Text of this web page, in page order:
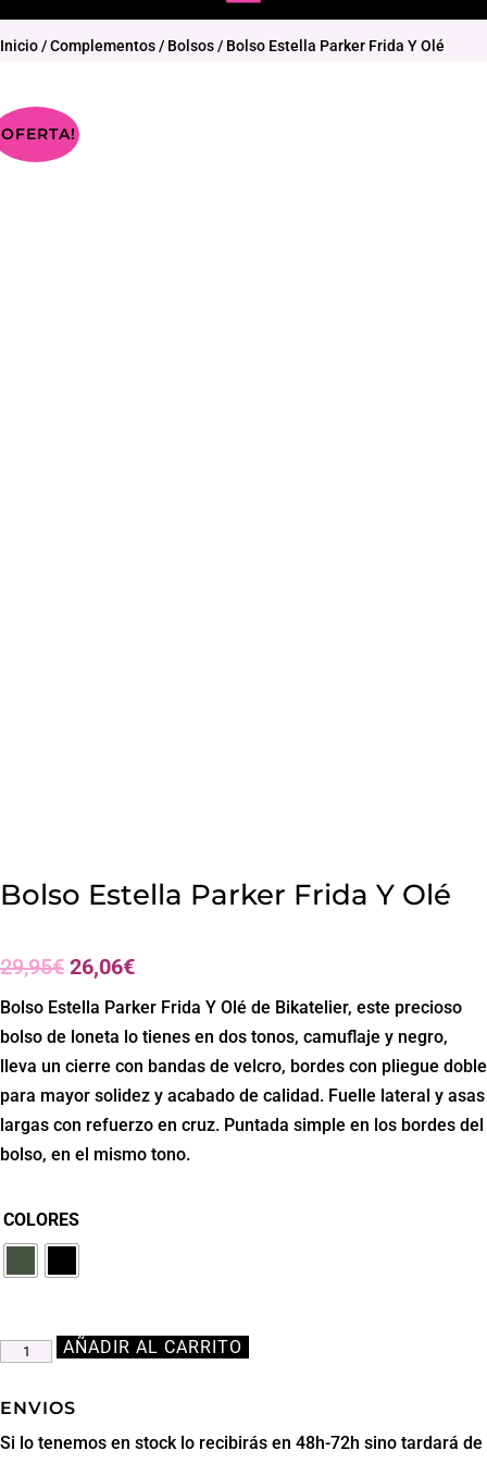
Inicio/Complementos/ Bolsos/ Bolso Estella Parker Frida Y Olé
Bolso Estella Parker Frida Y Olé
29,95€ El
precio
original
era:
29,95€.
26,06€El
precio
actual
es:
26,06€.
Bolso Estella Parker Frida Y Olé de Bikatelier, este precioso
bolso de loneta lo tienes en dos tonos, camuflaje y negro,
lleva un cierre con bandas de velcro, bordes con pliegue doble
para mayor solidez y acabado de calidad. Fuelle lateral y asas
largas con refuerzo en cruz. Puntada simple en los bordes del
bolso, en el mismo tono.
COLORES
Bolso
Parker
Frida
AÑADIR AL CARRITO
ENVIOS
Si lo tenemos en stock lo recibirás en 48h-72h sino tardará de